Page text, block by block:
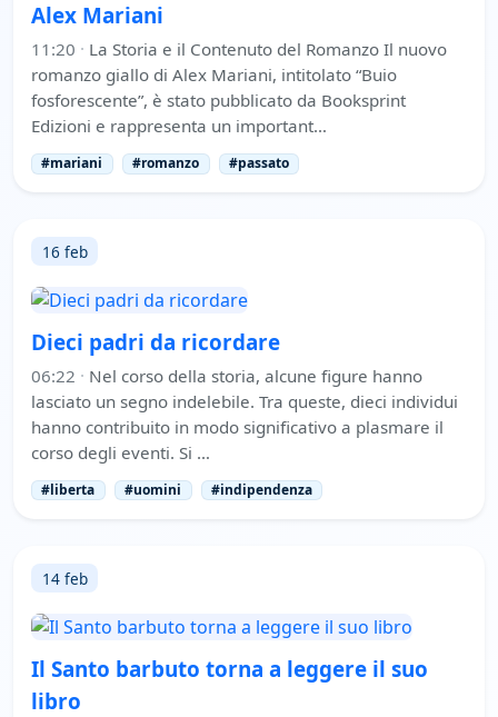
Alex Mariani
11:20 · La Storia e il Contenuto del Romanzo Il nuovo
romanzo giallo di Alex Mariani, intitolato “Buio
fosforescente”, è stato pubblicato da Booksprint
Edizioni e rappresenta un important…
#mariani #romanzo #passato
16 feb
Dieci padri da ricordare
06:22 · Nel corso della storia, alcune figure hanno
lasciato un segno indelebile. Tra queste, dieci individui
hanno contribuito in modo significativo a plasmare il
corso degli eventi. Si …
#liberta #uomini #indipendenza
14 feb
Il Santo barbuto torna a leggere il suo
libro